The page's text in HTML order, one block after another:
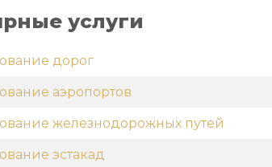
услуги
дорог
аэропортов
железнодорожных путей
эстакад